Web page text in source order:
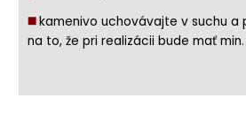
◼️kamenivo uchovávajte v suchu a
na to, že pri realizácii bude mať min.